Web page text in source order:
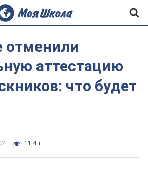
отменили
аттестацию
что будет
11,4 т.